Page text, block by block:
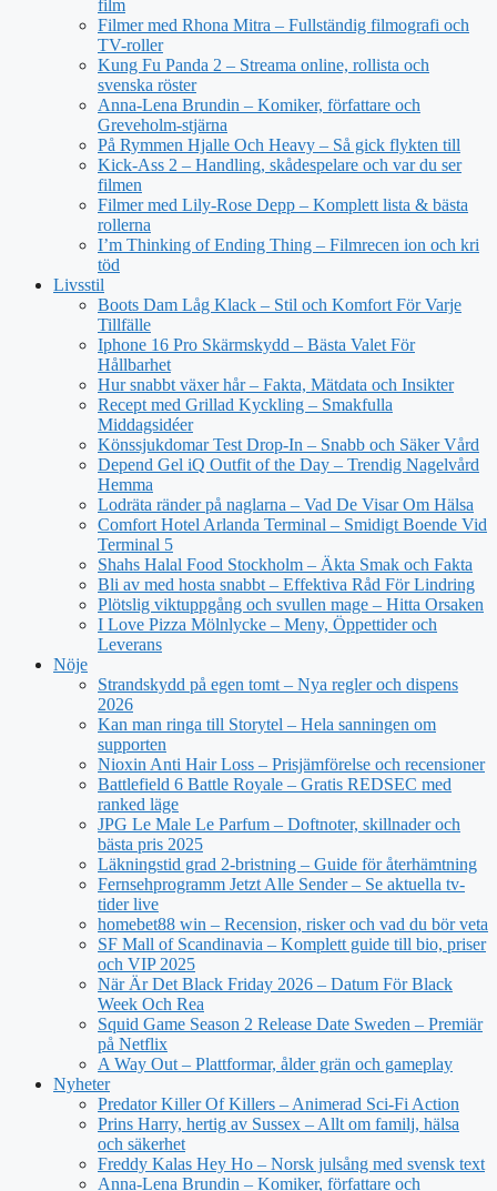
film
Filmer med Rhona Mitra – Fullständig filmografi och
TV-roller
Kung Fu Panda 2 – Streama online, rollista och
svenska röster
Anna-Lena Brundin – Komiker, författare och
Greveholm-stjärna
På Rymmen Hjalle Och Heavy – Så gick flykten till
Kick-Ass 2 – Handling, skådespelare och var du ser
filmen
Filmer med Lily-Rose Depp – Komplett lista & bästa
rollerna
I’m Thinking of Ending Thing – Filmrecen ion och kri
töd
Livsstil
Boots Dam Låg Klack – Stil och Komfort För Varje
Tillfälle
Iphone 16 Pro Skärmskydd – Bästa Valet För
Hållbarhet
Hur snabbt växer hår – Fakta, Mätdata och Insikter
Recept med Grillad Kyckling – Smakfulla
Middagsidéer
Könssjukdomar Test Drop-In – Snabb och Säker Vård
Depend Gel iQ Outfit of the Day – Trendig Nagelvård
Hemma
Lodräta ränder på naglarna – Vad De Visar Om Hälsa
Comfort Hotel Arlanda Terminal – Smidigt Boende Vid
Terminal 5
Shahs Halal Food Stockholm – Äkta Smak och Fakta
Bli av med hosta snabbt – Effektiva Råd För Lindring
Plötslig viktuppgång och svullen mage – Hitta Orsaken
I Love Pizza Mölnlycke – Meny, Öppettider och
Leverans
Nöje
Strandskydd på egen tomt – Nya regler och dispens
2026
Kan man ringa till Storytel – Hela sanningen om
supporten
Nioxin Anti Hair Loss – Prisjämförelse och recensioner
Battlefield 6 Battle Royale – Gratis REDSEC med
ranked läge
JPG Le Male Le Parfum – Doftnoter, skillnader och
bästa pris 2025
Läkningstid grad 2-bristning – Guide för återhämtning
Fernsehprogramm Jetzt Alle Sender – Se aktuella tv-
tider live
homebet88 win – Recension, risker och vad du bör veta
SF Mall of Scandinavia – Komplett guide till bio, priser
och VIP 2025
När Är Det Black Friday 2026 – Datum För Black
Week Och Rea
Squid Game Season 2 Release Date Sweden – Premiär
på Netflix
A Way Out – Plattformar, ålder grän och gameplay
Nyheter
Predator Killer Of Killers – Animerad Sci-Fi Action
Prins Harry, hertig av Sussex – Allt om familj, hälsa
och säkerhet
Freddy Kalas Hey Ho – Norsk julsång med svensk text
Anna-Lena Brundin – Komiker, författare och